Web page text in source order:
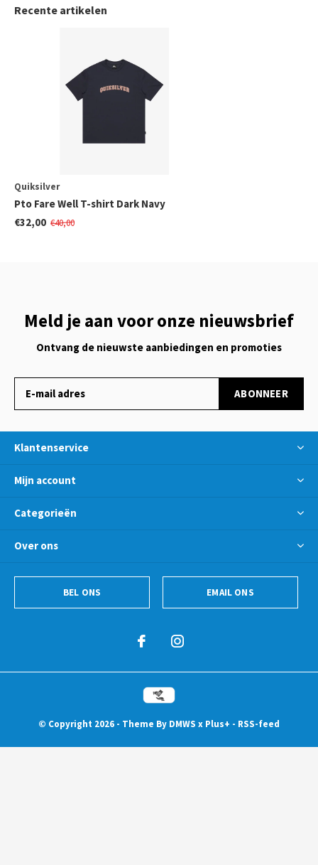
Recente artikelen
Quiksilver
Pto Fare Well T-shirt Dark Navy
€32,00 €40,00
Meld je aan voor onze nieuwsbrief
Ontvang de nieuwste aanbiedingen en promoties
ABONNEER
Klantenservice
Mijn account
Categorieën
Over ons
BEL ONS EMAIL ONS
© Copyright 2026 - Theme By DMWS x Plus+ - RSS-feed